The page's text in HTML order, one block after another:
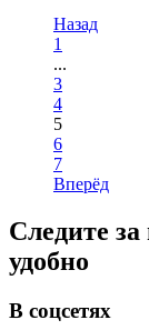
Назад
1
...
3
4
5
6
7
Вперёд
Следите
удобно
В соцсетях